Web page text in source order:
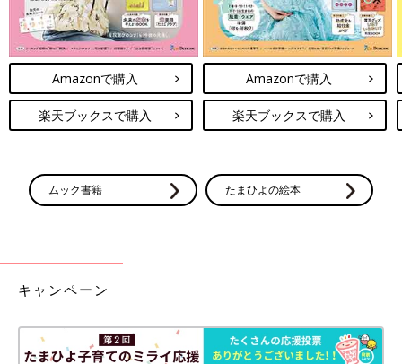
Amazonで購入
楽天ブックスで購入
Amazonで購入
楽天ブックスで購入
ムック書籍 たまひよの絵本
キャンペーン